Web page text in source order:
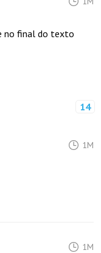
no final do texto
14
1M
1M